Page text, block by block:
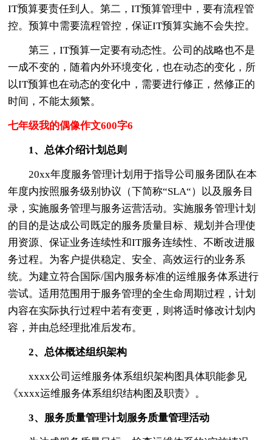
IT预算要责任到人。第二，IT预算管理中，要有流程管
控。预算中需要流程管控，保证IT预算实施不会失控。
第三，IT预算一定要有动态性。公司的战略也不是
一成不变的，随着内外环境变化，也在动态的变化，所
以IT预算也在动态的变化中，需要进行修正，然修正的
时间，不能太频繁。
七年级我的偶像作文600字6
1、总体介绍计划总则
20xx年度服务管理计划用于指导公司服务团队在本
年度内按照服务级别协议（下简称“SLA“）以及服务目
录，实施服务管理与服务运营活动。实施服务管理计划
的目的是达成公司既定的服务质量目标、规划并合理使
用资源、保证业务连续性和IT服务连续性、不断改进服
务过程。为客户提供稳定、安全、高效运行的业务系
统。为建立符合国际/国内服务标准的运维服务体系进行
尝试。适用范围用于服务管理的全生命周期过程，计划
内容在实际执行过程中若有变更，则将适时修改计划内
容，并由总经理批准后发布。
2、总体概述组织架构
xxxx公司运维服务体系组织架构图具体职能参见
《xxxx运维服务体系组织结构图及职责》。
3、服务质量管理计划服务质量管理活动